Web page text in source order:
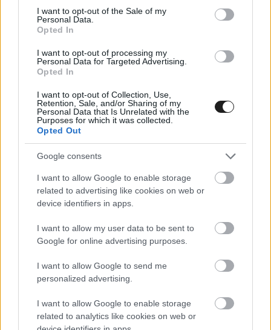
consent section.
I want to opt-out of the Sale of my
Personal Data.
Opted In
I want to opt-out of processing my
Personal Data for Targeted Advertising.
Opted In
I want to opt-out of Collection, Use,
Retention, Sale, and/or Sharing of my
Personal Data that Is Unrelated with the
Purposes for which it was collected.
Opted Out
Google consents
I want to allow Google to enable storage
related to advertising like cookies on web or
device identifiers in apps.
I want to allow my user data to be sent to
Google for online advertising purposes.
I want to allow Google to send me
personalized advertising.
I want to allow Google to enable storage
related to analytics like cookies on web or
A negyedik helyet Marco Bezecchi szerezte meg
az Apriliával, majd következett a tavalyi győztes,
a Q2-esbukása
Márquez. Az első tízet Acosta, Martín, Bastianini,
Fernandez és Bagnaia tette teljessé, utóbbi
tehát kilenc hellyel és több mint 2 másodperccel
maradt el Márqueztől.